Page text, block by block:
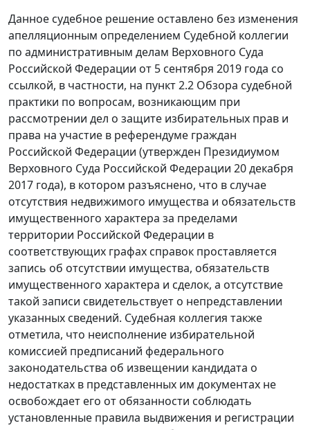
Данное судебное решение оставлено без изменения
апелляционным определением Судебной коллегии
по административным делам Верховного Суда
Российской Федерации от 5 сентября 2019 года со
ссылкой, в частности, на пункт 2.2 Обзора судебной
практики по вопросам, возникающим при
рассмотрении дел о защите избирательных прав и
права на участие в референдуме граждан
Российской Федерации (утвержден Президиумом
Верховного Суда Российской Федерации 20 декабря
2017 года), в котором разъяснено, что в случае
отсутствия недвижимого имущества и обязательств
имущественного характера за пределами
территории Российской Федерации в
соответствующих графах справок проставляется
запись об отсутствии имущества, обязательств
имущественного характера и сделок, а отсутствие
такой записи свидетельствует о непредставлении
указанных сведений. Судебная коллегия также
отметила, что неисполнение избирательной
комиссией предписаний федерального
законодательства об извещении кандидата о
недостатках в представленных им документах не
освобождает его от обязанности соблюдать
установленные правила выдвижения и регистрации